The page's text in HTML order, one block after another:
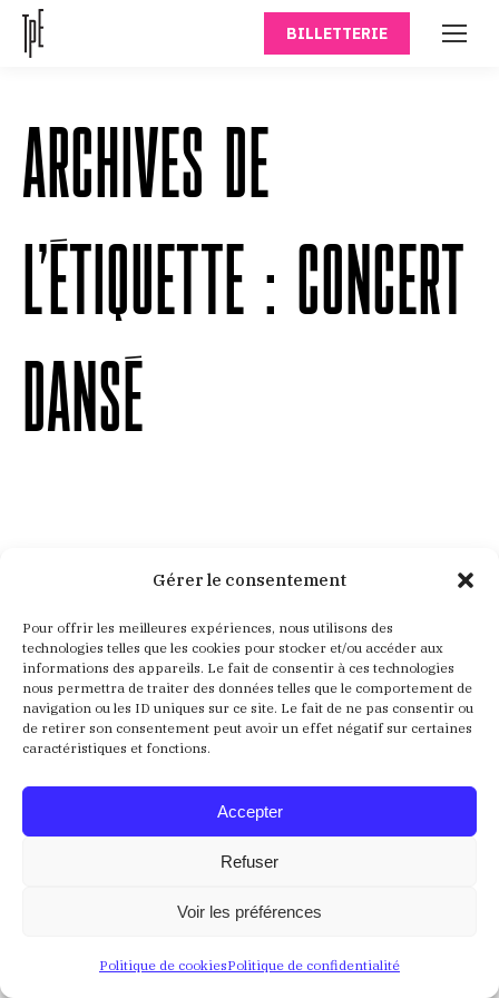
Gérer le consentement
Pour offrir les meilleures expériences, nous utilisons des
technologies telles que les cookies pour stocker et/ou accéder aux
informations des appareils. Le fait de consentir à ces technologies
nous permettra de traiter des données telles que le comportement de
navigation ou les ID uniques sur ce site. Le fait de ne pas consentir ou
de retirer son consentement peut avoir un effet négatif sur certaines
caractéristiques et fonctions.
Accepter
Refuser
Voir les préférences
Politique de cookiesPolitique de confidentialité
BILLETTERIE
ARCHIVES DE
L’ÉTIQUETTE : CONCERT
DANSÉ
Aucun résultat
Nous ne trouvons pas ce que vous cherchez. La barre
de recherche pourrait vous être utile
Recherche
:
Mentions LégalesPolitique de confidentialité